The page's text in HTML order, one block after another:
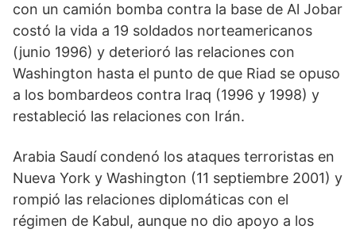
con un camión bomba contra la base de Al Jobar
costó la vida a 19 soldados norteamericanos
(junio 1996) y deterioró las relaciones con
Washington hasta el punto de que Riad se opuso
a los bombardeos contra Iraq (1996 y 1998) y
restableció las relaciones con Irán.
Arabia Saudí condenó los ataques terroristas en
Nueva York y Washington (11 septiembre 2001) y
rompió las relaciones diplomáticas con el
régimen de Kabul, aunque no dio apoyo a los